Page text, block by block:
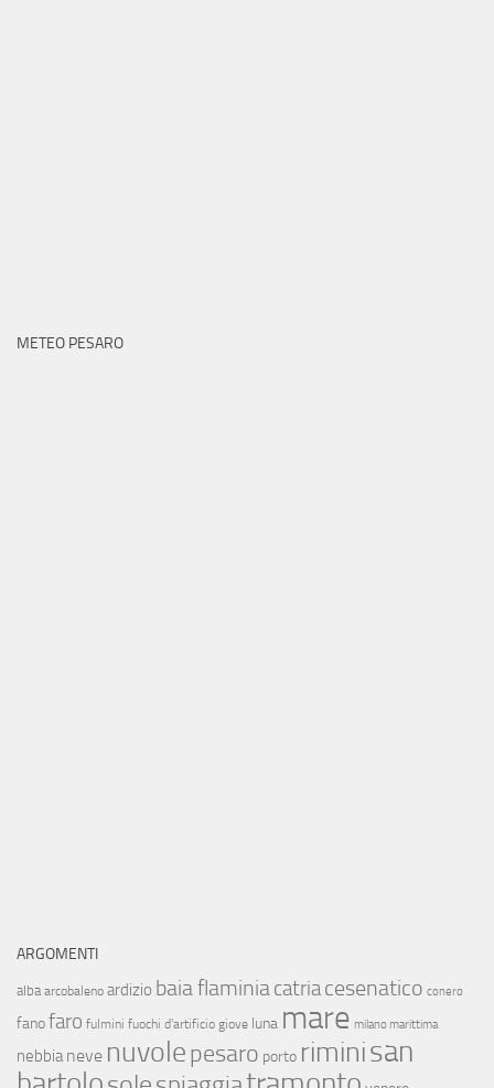
METEO PESARO
ARGOMENTI
alba arcobaleno ardizio baia flaminia catriacesenatico conero
fanofaro fulmini fuochi d'artificio giove luna mare milano marittima
nebbia neve nuvolepesaro porto riminisan